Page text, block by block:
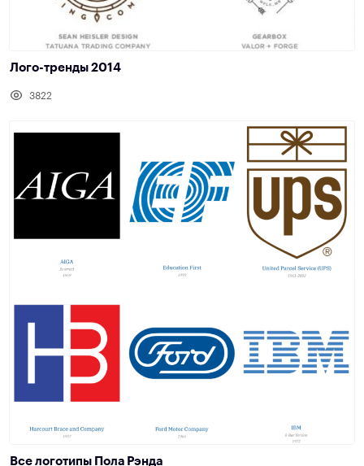
Лого-тренды 2014
3822
Все логотипы Пола Рэнда